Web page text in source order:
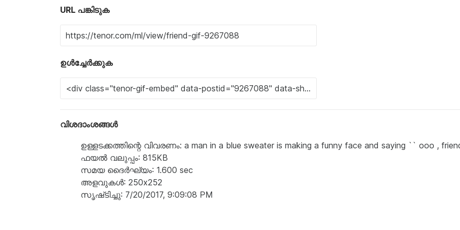
URL പങ്കിടുക
ഉൾച്ചേർക്കുക
വിശദാംശങ്ങൾ
ഉള്ളടക്കത്തിന്റെ വിവരണം: a man in a blue sweater is making a funny face and saying `` ooo ,
ഫയൽ വലുപ്പം: 815KB
സമയ ദൈർഘ്യം: 1.600 sec
അളവുകൾ: 250x252
സൃഷ്‌ടിച്ചു: 7/20/2017, 9:09:08 PM